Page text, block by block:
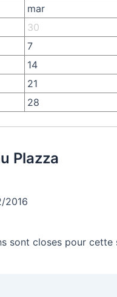
mar
30
7
14
21
28
Plazza
2016
sont closes pour cette